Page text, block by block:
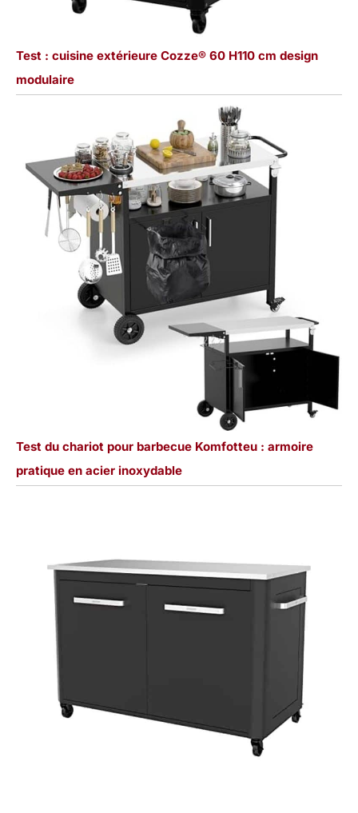
Test : cuisine extérieure Cozze® 60 H110 cm design
modulaire
Test du chariot pour barbecue Komfotteu : armoire
pratique en acier inoxydable